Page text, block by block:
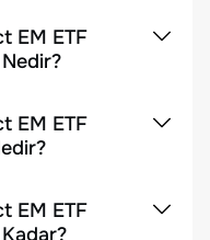
EM ETF
EM ETF
EM ETF